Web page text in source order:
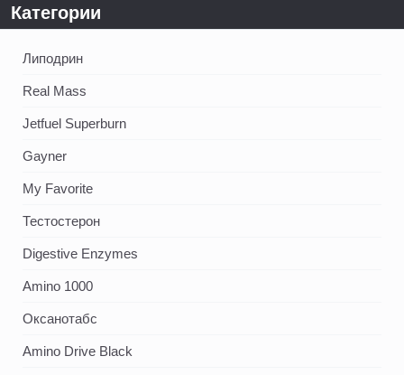
Категории
Липодрин
Real Mass
Jetfuel Superburn
Gayner
My Favorite
Тестостерон
Digestive Enzymes
Amino 1000
Оксанотабс
Amino Drive Black